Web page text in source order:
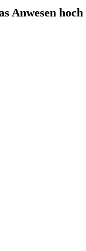
Anwesen